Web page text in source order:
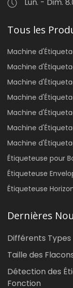
Lun. - Dim.
Tous les
Machine
Machine
Machine
Machine
Machine
Machine
Machine
Étiqueteuse pour
Étiqueteuse
Étiqueteuse
Dernières
Différents
Taille des
Détection des
Fonction